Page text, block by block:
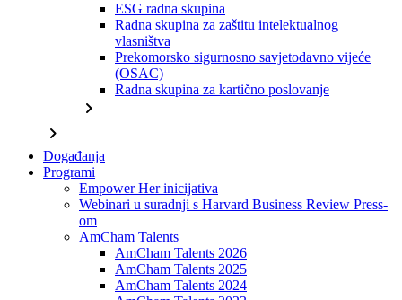
ESG radna skupina
Radna skupina za zaštitu intelektualnog
vlasništva
Prekomorsko sigurnosno savjetodavno vijeće
(OSAC)
Radna skupina za kartično poslovanje
chevron_right
chevron_right
Događanja
Programi
Empower Her inicijativa
Webinari u suradnji s Harvard Business Review Press-
om
AmCham Talents
AmCham Talents 2026
AmCham Talents 2025
AmCham Talents 2024